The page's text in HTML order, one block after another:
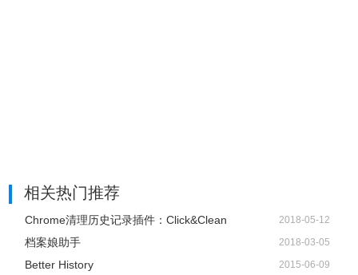
相关热门推荐
Chrome清理历史记录插件：Click&Clean 2018-05-12
档案娘助手 2018-03-05
Better History 2015-06-09